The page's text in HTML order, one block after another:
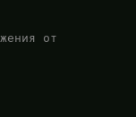
от